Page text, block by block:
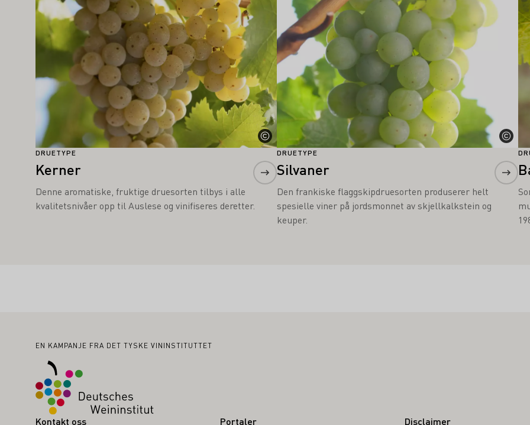
DRUETYPE
Kerner
Denne aromatiske, fruktige druesorten tilbys i alle
kvalitetsnivåer opp til Auslese og vinifiseres deretter.
DRUETYPE
Silvaner
Den frankiske flaggskipdruesorten produserer helt
spesielle viner på jordsmonnet av skjellkalkstein og
keuper.
Bunntekst
EN KAMPANJE FRA DET TYSKE VININSTITUTTET
Kontakt oss Portaler Disclaimer